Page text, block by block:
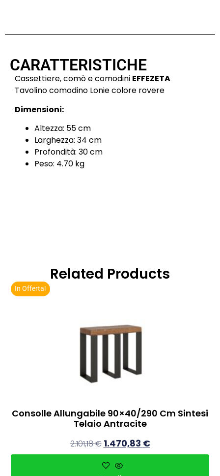
CARATTERISTICHE
Cassettiere, comò e comodini EFFEZETA
Tavolino comodino Lonie colore rovere
Dimensioni:
Altezza: 55 cm
Larghezza: 34 cm
Profondità: 30 cm
Peso: 4.70 kg
Related Products
In Offerta!
Consolle Allungabile 90×40/290 Cm Sintesi
Telaio Antracite
2.101,18€ 1.470,83 €